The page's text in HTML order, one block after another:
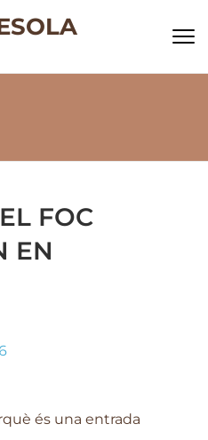
FOC
EN
és una entrada